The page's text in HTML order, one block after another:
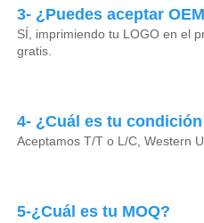
3- ¿Puedes aceptar
SÍ, imprimiendo tu LOGO en el
gratis.
4- ¿Cuál es tu
Aceptamos T/T o L/C, Western
5-¿Cuál es tu MOQ?